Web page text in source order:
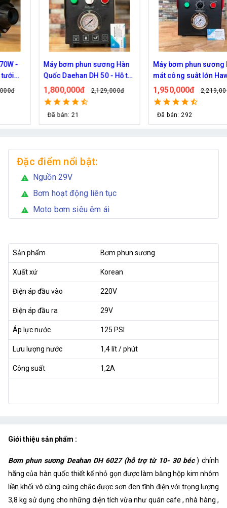
Máy bơm phun sương Hàn
Quốc Daehan DH 50 - Hỗ trợ
từ 30 đến 50 béc phun
1,800,000đ 2,129,000đ
Máy bơm phun sương làm
mát công suât lớn Hawin
FOG-2703 hỗ trợ 70 đầu
1,950,000đ 2,219,000đ
Đã bán: 292
Đặc điểm nổi bật:
warning Nguồn 29V
warning Bơm hoạt động liên tục
warning Moto bơm siêu êm ái
Sản phẩm Bơm phun sương
Xuất xứ Korean
Điện áp đầu vào 220V
Điện áp đầu ra 29V
Áp lực nước 125 PSI
Lưu lượng nước 1,4 lít / phút
Công suất 1,2A
Giới thiệu sản phẩm :
Bơm phun sương Deahan DH 6027 (hỗ trợ từ 10- 30 béc ) chính
hãng của hàn quốc thiết kế nhỏ gọn được làm bằng hộp kim nhôm
liền khối vô cùng cứng chắc được sơn đen tĩnh điện với trọng lượng
3,8 kg sử dụng cho những diện tích vừa như quán cafe , nhà hàng ,